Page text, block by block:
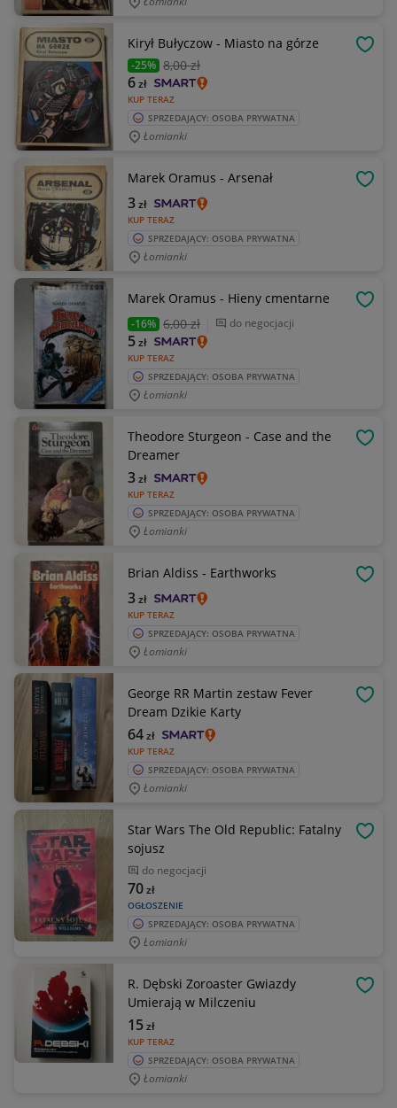
Kirył Bułyczow - Miasto na górze
-25% 8,00 zł
KUP TERAZ
6zł
SPRZEDAJĄCY: OSOBA PRYWATNA
Łomianki
Marek Oramus - Arsenał
KUP TERAZ
3zł
SPRZEDAJĄCY: OSOBA PRYWATNA
Łomianki
Marek Oramus - Hieny cmentarne
-16% 6,00 zł do negocjacji
KUP TERAZ
5zł
SPRZEDAJĄCY: OSOBA PRYWATNA
Łomianki
Theodore Sturgeon - Case and the
Dreamer
KUP TERAZ
3zł
SPRZEDAJĄCY: OSOBA PRYWATNA
Łomianki
Brian Aldiss - Earthworks
KUP TERAZ
3zł
SPRZEDAJĄCY: OSOBA PRYWATNA
Łomianki
George RR Martin zestaw Fever
Dream Dzikie Karty
KUP TERAZ
64zł
SPRZEDAJĄCY: OSOBA PRYWATNA
Łomianki
Star Wars The Old Republic: Fatalny
sojusz
do negocjacji
OGŁOSZENIE
70zł
SPRZEDAJĄCY: OSOBA PRYWATNA
Łomianki
R. Dębski Zoroaster Gwiazdy
Umierają w Milczeniu
KUP TERAZ
15zł
SPRZEDAJĄCY: OSOBA PRYWATNA
Łomianki